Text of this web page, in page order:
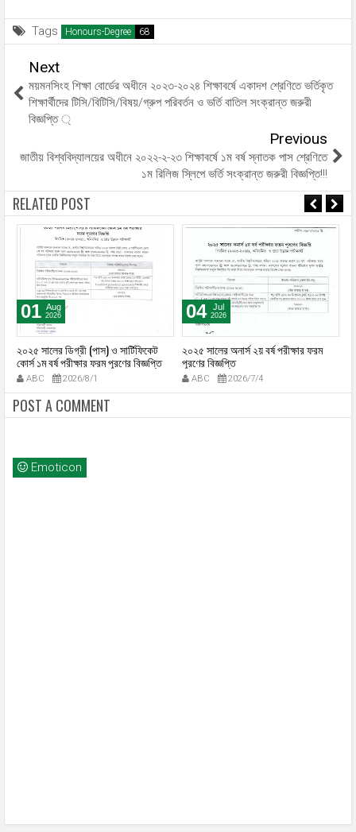
Tags Honours-Degree
Next
ময়মনসিংহ শিক্ষা বোর্ডের অধীনে ২০২৩-২০২৪ শিক্ষাবর্ষে একাদশ শ্রেণিতে ভর্তিকৃত
শিক্ষার্থীদের টিসি/বিটিসি/বিষয়/গ্রুপ পরিবর্তন ও ভর্তি বাতিল সংক্রান্ত জরুরী
বিজ্ঞপ্তি ্
Previous
জাতীয় বিশ্ববিদ্যালয়ের অধীনে ২০২২-২-২৩ শিক্ষাবর্ষে ১ম বর্ষ স্নাতক পাস শ্রেণিতে
১ম রিলিজ স্লিপে ভর্তি সংক্রান্ত জরুরী বিজ্ঞপ্তি!!!
RELATED POST
01 Aug
2026
২০২৫ সালের ডিগ্রী (পাস) ও সার্টিফিকেট
কোর্স ১ম বর্ষ পরীক্ষার ফরম পূরণের বিজ্ঞপ্তি
ABC 2026/8/1
04 Jul
2026
২০২৫ সালের অনার্স ২য় বর্ষ পরীক্ষার ফরম
পূরণের বিজ্ঞপ্তি
ABC 2026/7/4
POST A COMMENT
Emoticon